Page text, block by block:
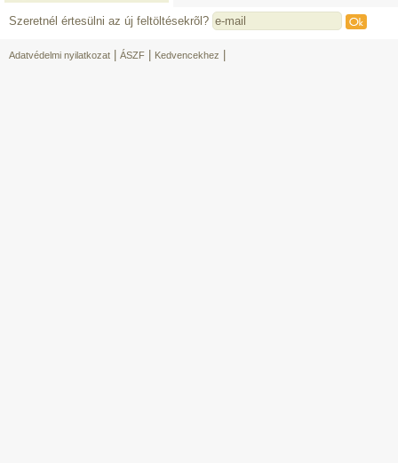
Szeretnél értesülni az új feltöltésekrõl?
Adatvédelmi nyilatkozat ÁSZF Kedvencekhez